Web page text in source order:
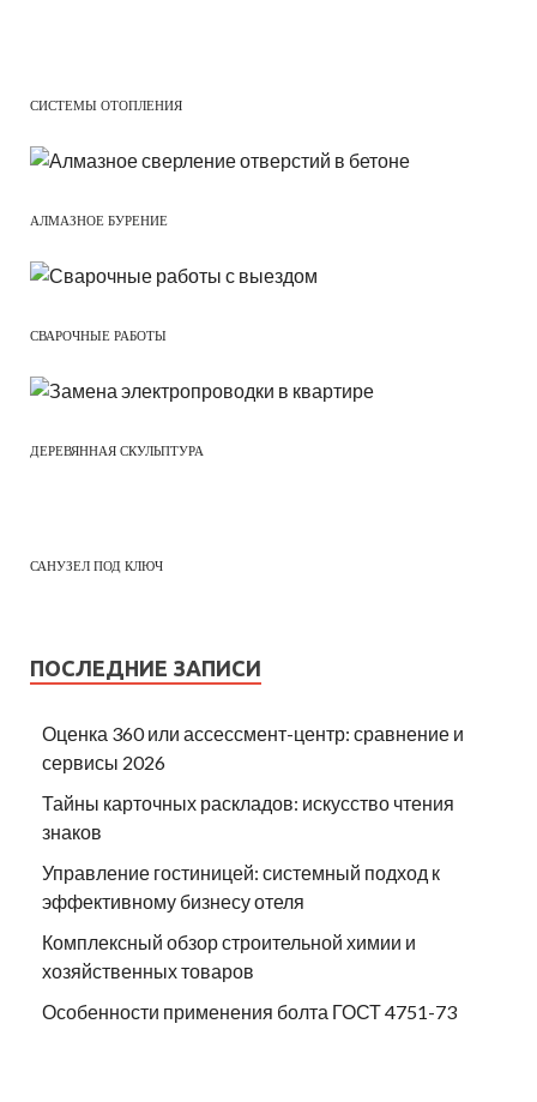
СИСТЕМЫ ОТОПЛЕНИЯ
АЛМАЗНОЕ БУРЕНИЕ
СВАРОЧНЫЕ РАБОТЫ
ДЕРЕВЯННАЯ СКУЛЬПТУРА
САНУЗЕЛ ПОД КЛЮЧ
ПОСЛЕДНИЕ ЗАПИСИ
Оценка 360 или ассессмент-центр: сравнение и
сервисы 2026
Тайны карточных раскладов: искусство чтения
знаков
Управление гостиницей: системный подход к
эффективному бизнесу отеля
Комплексный обзор строительной химии и
хозяйственных товаров
Особенности применения болта ГОСТ 4751-73